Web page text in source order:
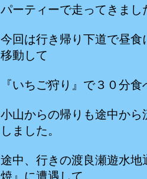
パーティーで走ってきまし
今回は行き帰り下道で昼
移動して
『いちご狩り』で３０分
小山からの帰りも途中か
しました。
途中、行きの渡良瀬遊水
焼』に遭遇して